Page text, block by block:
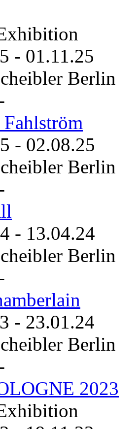
- 01.11.25
Berlin
- 02.08.25
Berlin
- 13.04.24
Berlin
- 23.01.24
Berlin
2023